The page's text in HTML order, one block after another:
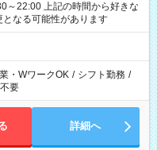
間から好きな
なる可能性があります
・WワークOK / シフト勤務 /
要
詳細へ